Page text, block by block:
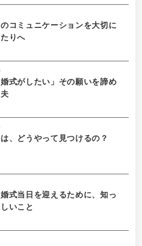
コミュニケーションを大切に
りへ
婚式がしたい」その願いを諦め
、どうやって見つけるの？
式当日を迎えるために、知っ
いこと